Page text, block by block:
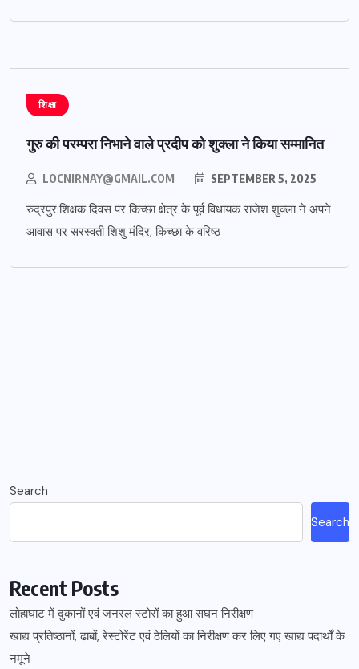
शिक्षा
गुरु की परम्परा निभाने वाले प्रदीप को शुक्ला ने किया सम्मानित
LOCNIRNAY@GMAIL.COM SEPTEMBER 5, 2025
रुद्रपुर:शिक्षक दिवस पर किच्छा क्षेत्र के पूर्व विधायक राजेश शुक्ला ने अपने
आवास पर सरस्वती शिशु मंदिर, किच्छा के वरिष्ठ
Search
Search
Recent Posts
लोहाघाट में दुकानों एवं जनरल स्टोरों का हुआ सघन निरीक्षण
खाद्य प्रतिष्ठानों, ढाबों, रेस्टोरेंट एवं ठेलियों का निरीक्षण कर लिए गए खाद्य पदार्थों के
नमूने